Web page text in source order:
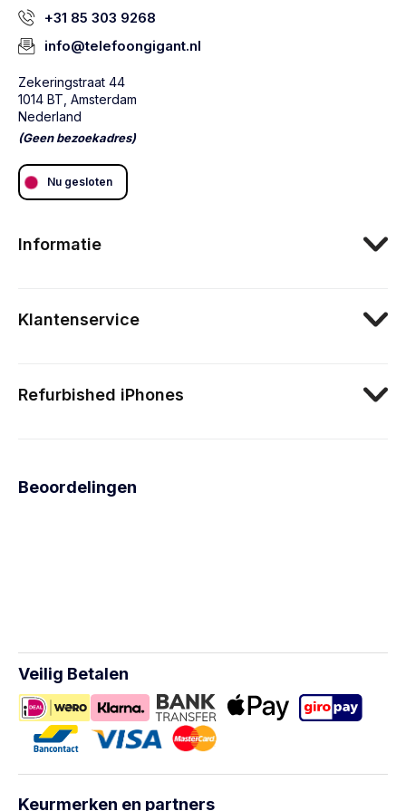
+31 85 303 9268
info@telefoongigant.nl
Zekeringstraat 44
1014 BT, Amsterdam
Nederland
(Geen bezoekadres)
Nu gesloten
Informatie
Klantenservice
Refurbished iPhones
Beoordelingen
Veilig Betalen
Keurmerken en partners